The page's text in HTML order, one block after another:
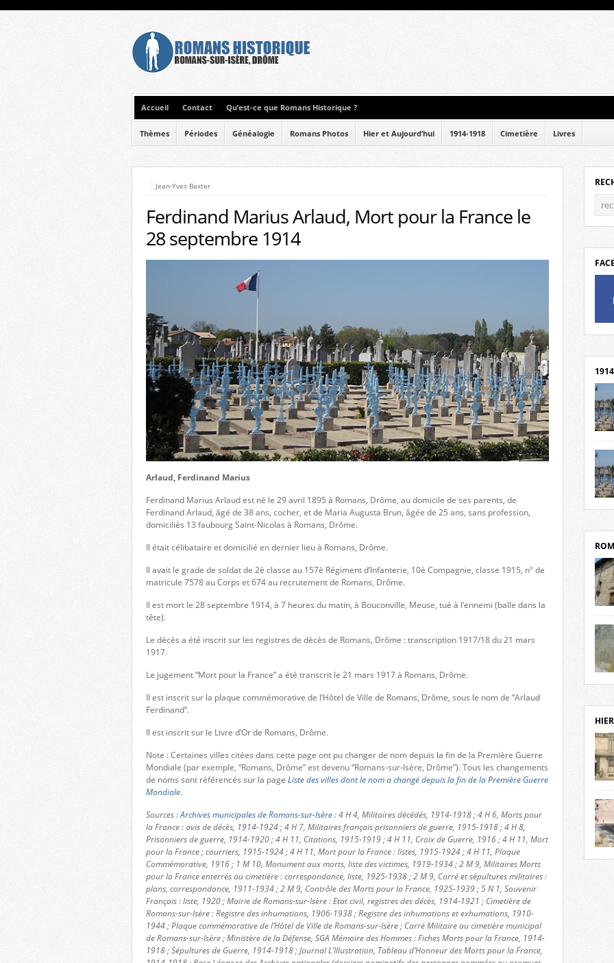
Accueil Contact Qu’est-ce que Romans Historique ?
Thèmes Périodes Généalogie Romans Photos Hier et Aujourd’hui 1914-1918 Cimetière Livres
Jean-Yves Baxter
Ferdinand Marius Arlaud, Mort pour la France le
28 septembre 1914
Arlaud, Ferdinand Marius
Ferdinand Marius Arlaud est né le 29 avril 1895 à Romans, Drôme, au domicile de ses parents, de
Ferdinand Arlaud, âgé de 38 ans, cocher, et de Maria Augusta Brun, âgée de 25 ans, sans profession,
domiciliés 13 faubourg Saint-Nicolas à Romans, Drôme.
Il était célibataire et domicilié en dernier lieu à Romans, Drôme.
Il avait le grade de soldat de 2è classe au 157è Régiment d’Infanterie, 10è Compagnie, classe 1915, n° de
matricule 7578 au Corps et 674 au recrutement de Romans, Drôme.
Il est mort le 28 septembre 1914, à 7 heures du matin, à Bouconville, Meuse, tué à l’ennemi (balle dans la
tête).
Le décès a été inscrit sur les registres de décès de Romans, Drôme : transcription 1917/18 du 21 mars
1917.
Le jugement “Mort pour la France” a été transcrit le 21 mars 1917 à Romans, Drôme.
Il est inscrit sur la plaque commémorative de l’Hôtel de Ville de Romans, Drôme, sous le nom de “Arlaud
Ferdinand”.
Il est inscrit sur le Livre d’Or de Romans, Drôme.
Note : Certaines villes citées dans cette page ont pu changer de nom depuis la fin de la Première Guerre
Mondiale (par exemple, “Romans, Drôme” est devenu “Romans-sur-Isère, Drôme”). Tous les changements
de noms sont référencés sur la page Liste des villes dont le nom a changé depuis la fin de la Première Guerre
Mondiale.
Sources :Archives municipales de Romans-sur-Isère: 4 H 4, Militaires décédés, 1914-1918 ; 4 H 6, Morts pour
la France : avis de décès, 1914-1924 ; 4 H 7, Militaires français prisonniers de guerre, 1915-1918 ; 4 H 8,
Prisonniers de guerre, 1914-1920 ; 4 H 11, Citations, 1915-1919 ; 4 H 11, Croix de Guerre, 1916 ; 4 H 11, Mort
pour la France ; courriers, 1915-1924 ; 4 H 11, Mort pour la France : listes, 1915-1924 ; 4 H 11, Plaque
Commémorative, 1916 ; 1 M 10, Monument aux morts, liste des victimes, 1919-1934 ; 2 M 9, Militaires Morts
pour la France enterrés au cimetière : correspondance, liste, 1925-1938 ; 2 M 9, Carré et sépultures militaires :
plans, correspondance, 1911-1934 ; 2 M 9, Contrôle des Morts pour la France, 1925-1939 ; 5 N 1, Souvenir
Français : liste, 1920 ; Mairie de Romans-sur-Isère : Etat civil, registres des décès, 1914-1921 ; Cimetière de
Romans-sur-Isère : Registre des inhumations, 1906-1938 ; Registre des inhumations et exhumations, 1910-
1944 ; Plaque commémorative de l’Hôtel de Ville de Romans-sur-Isère ; Carré Militaire au cimetière municipal
de Romans-sur-Isère ; Ministère de la Défense, SGA Mémoire des Hommes : Fiches Morts pour la France, 1914-
1918 ; Sépultures de Guerre, 1914-1918 ; Journal L’Illustration, Tableau d’Honneur des Morts pour la France,
par
de